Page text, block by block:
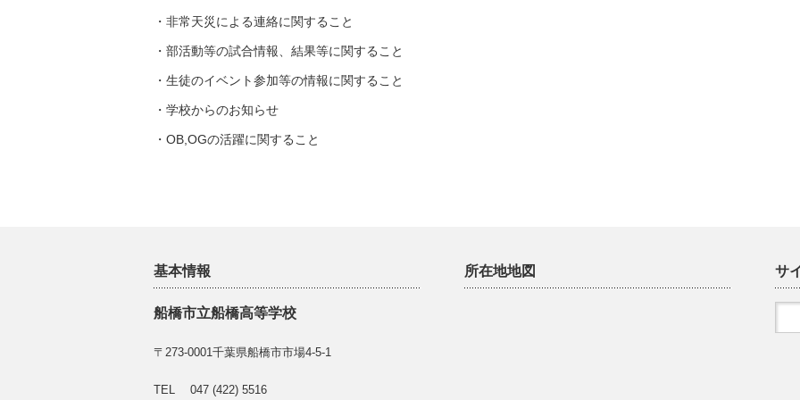
・非常天災による連絡に関すること
・部活動等の試合情報、結果等に関すること
・生徒のイベント参加等の情報に関すること
・学校からのお知らせ
・OB,OGの活躍に関すること
基本情報
船橋市立船橋高等学校
〒273-0001千葉県船橋市市場4-5-1
TEL 047 (422) 5516
所在地地図 サ